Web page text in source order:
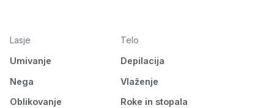
Lasje
Umivanje
Nega
Oblikovanje
Telo
Depilacija
Vlaženje
Roke in stopala